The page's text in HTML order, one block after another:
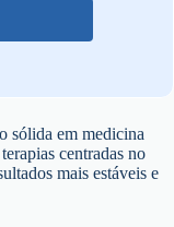
sólida em medicina
centradas no
mais estáveis e